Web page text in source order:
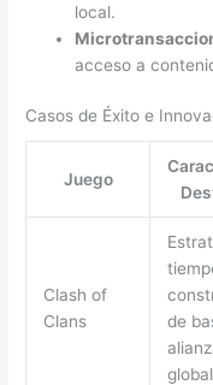
local.
acceso a
Casos de Éxito e
Juego
Clash of
Clans
de